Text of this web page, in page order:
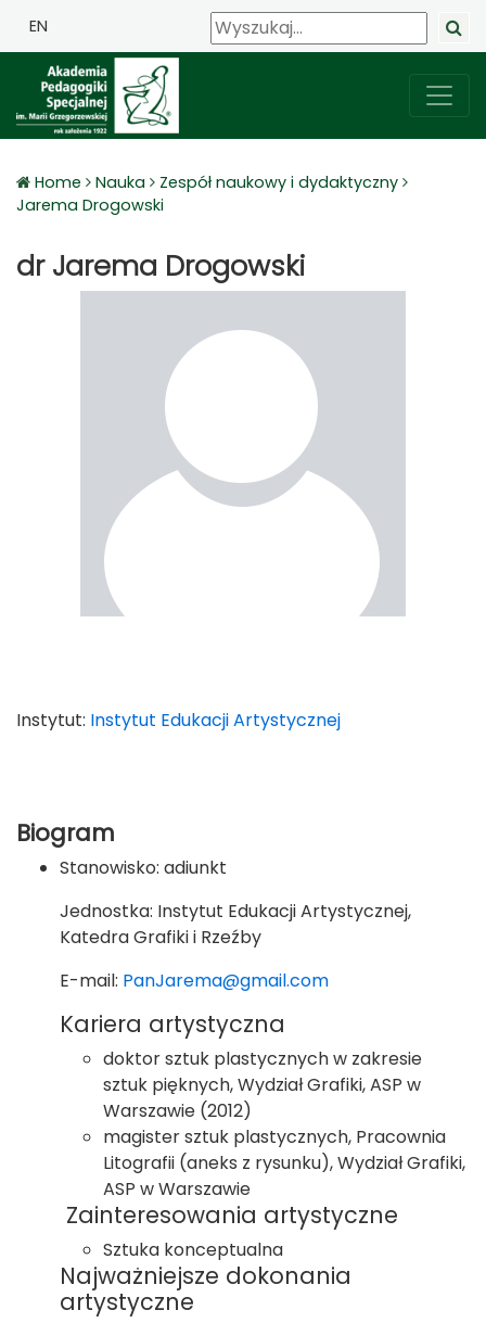
EN
Home Nauka
Zespół naukowy i dydaktyczny
Jarema Drogowski
dr Jarema Drogowski
Instytut: Instytut Edukacji Artystycznej
Biogram
Stanowisko: adiunkt
Jednostka: Instytut Edukacji Artystycznej,
Katedra Grafiki i Rzeźby
E-mail: PanJarema@gmail.com
Kariera artystyczna
doktor sztuk plastycznych w zakresie
sztuk pięknych, Wydział Grafiki, ASP w
Warszawie (2012)
magister sztuk plastycznych, Pracownia
Litografii (aneks z rysunku), Wydział Grafiki,
ASP w Warszawie
Zainteresowania artystyczne
Sztuka konceptualna
Najważniejsze dokonania
artystyczne